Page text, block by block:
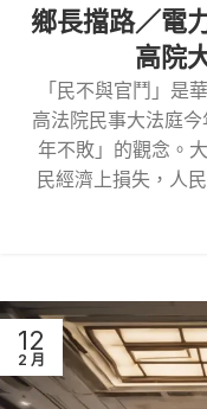
鄉長擋路／電
高院
「民不與官鬥」是
高法院民事大法庭
年不敗」的觀念。
民經濟上損失，人
12
2 月